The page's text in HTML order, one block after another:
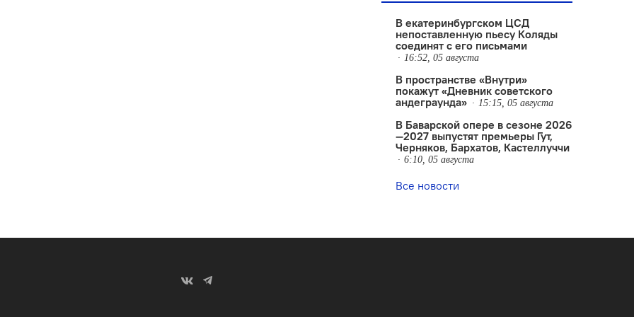
В екатеринбургском ЦСД
непоставленную пьесу Коляды
соединят с его письмами
16:52, 05 августа
В пространстве «Внутри»
покажут «Дневник советского
андеграунда»
15:15, 05 августа
В Баварской опере в сезоне 2026
—2027 выпустят премьеры Гут,
Черняков, Бархатов, Кастеллуччи
6:10, 05 августа
Все новости